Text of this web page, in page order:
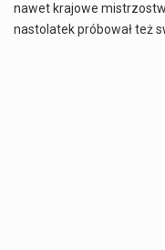
nawet krajowe
nastolatek próbował też